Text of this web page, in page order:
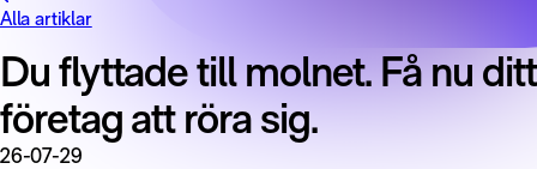
Alla artiklar
Du flyttade till molnet. Få nu ditt
företag att röra sig.
26-07-29